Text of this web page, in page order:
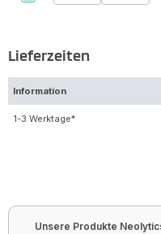
Lieferzeiten
Information
1-3 Werktage*
Unsere Produkte